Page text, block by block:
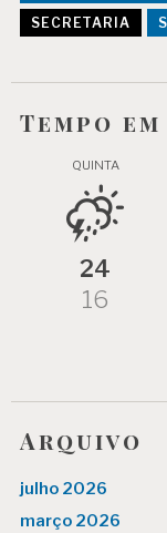
SECRETARIA
Tempo
QUINTA
24
16
Arquivo
julho 2026
março 2026